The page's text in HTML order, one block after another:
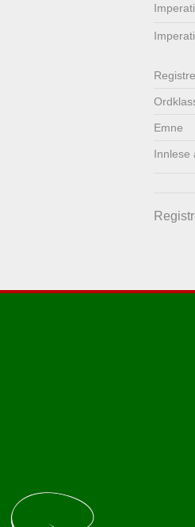
Emne
Innlese